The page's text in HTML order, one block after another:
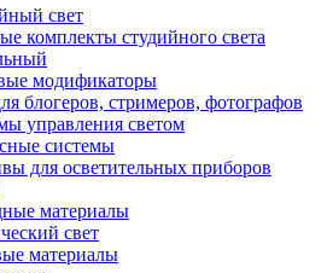
свет
комплекты студийного света
модификаторы
блогеров, стримеров, фотографов
управления светом
системы
для осветительных приборов
материалы
свет
материалы